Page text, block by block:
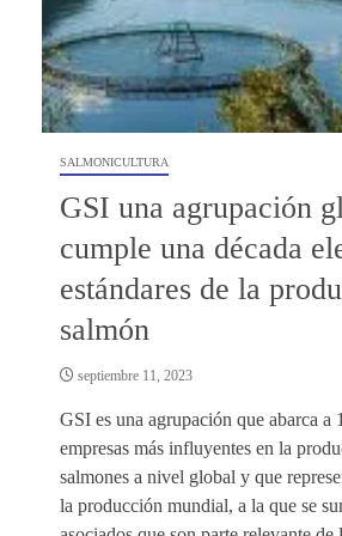
SALMONICULTURA
GSI una agrupación
cumple una década
estándares de la
salmón
septiembre 11, 2023
GSI es una agrupación que abarca a
empresas más influyentes en la
salmones a nivel global y que
la producción mundial, a la que se